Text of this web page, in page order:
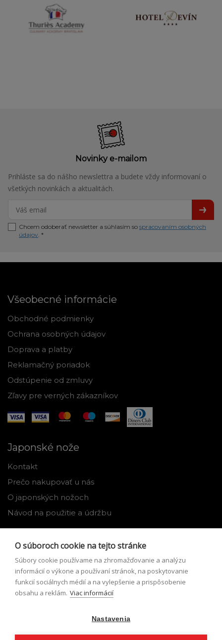
Novinky e-mailom
Prihláste sa do nášho newslettra a budete vždy informovaní o
všetkých novinkách a aktualitách.
Chcem odoberať newsletter a súhlasím so spracovaním osobných
údajov . *
Všeobecné informácie
Obchodné podmienky
Ochrana osobných údajov
Doprava a platby
Reklamačný poriadok
Odstúpenie od zmluvy
Zľavy pre verných zákazníkov
Japonské nože
Kontakt
Prečo nakupovať u nás
O japonských nožoch
Návod na použitie a údržbu
Môj profil
Zabudnuté heslo
O súboroch cookie na tejto stránke
Súbory cookie používame na zhromažďovanie a analýzu
informácií o výkone a používaní stránok, na poskytovanie
funkcií sociálnych médií a na vylepšenie a prispôsobenie
obsahu a reklám. Viac informácií
Nastavenia